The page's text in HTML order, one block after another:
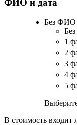
ФИО и дата
Без ФИО
1
2
3
4
5
В стоимость